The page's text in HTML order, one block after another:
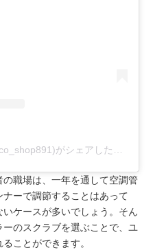
職場は、一年を通して空調管
ーで調節することはあって
ケースが多いでしょう。そん
のスクラブを選ぶことで、ユ
ことができます。